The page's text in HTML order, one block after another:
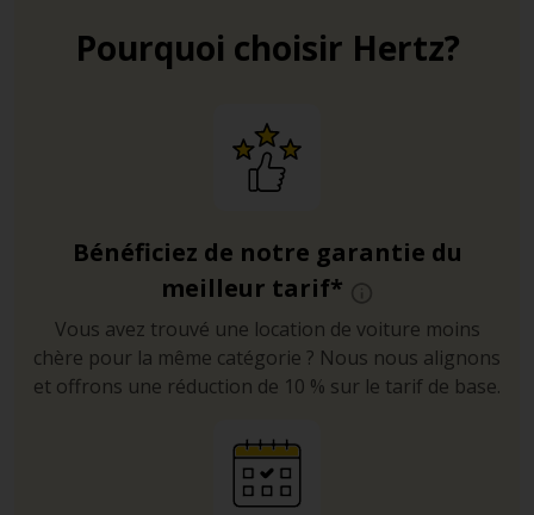
Pourquoi choisir Hertz?
Bénéficiez de notre garantie du
meilleur tarif*
Vous avez trouvé une location de voiture moins
chère pour la même catégorie ? Nous nous alignons
et offrons une réduction de 10 % sur le tarif de base.